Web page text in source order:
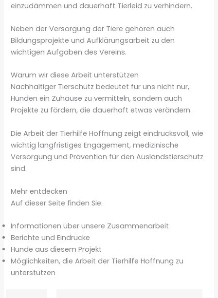
einzudämmen und dauerhaft Tierleid zu verhindern.
Neben der Versorgung der Tiere gehören auch
Bildungsprojekte und Aufklärungsarbeit zu den
wichtigen Aufgaben des Vereins.
Warum wir diese Arbeit unterstützen
Nachhaltiger Tierschutz bedeutet für uns nicht nur,
Hunden ein Zuhause zu vermitteln, sondern auch
Projekte zu fördern, die dauerhaft etwas verändern.
Die Arbeit der Tierhilfe Hoffnung zeigt eindrucksvoll, wie
wichtig langfristiges Engagement, medizinische
Versorgung und Prävention für den Auslandstierschutz
sind.
Mehr entdecken
Auf dieser Seite finden Sie:
Informationen über unsere Zusammenarbeit
Berichte und Eindrücke
Hunde aus diesem Projekt
Möglichkeiten, die Arbeit der Tierhilfe Hoffnung zu
unterstützen